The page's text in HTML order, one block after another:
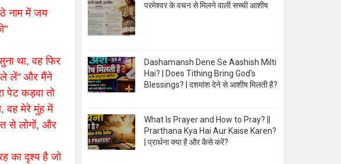
नाम में जय
था, वह फिर
ले लें" और मैंने
पेट कड़वा तो
वह मेरे मुंह में
से लोगों, और
का दृश्य है जो
परमेश्वर के वचन से मिलने वाली सच्ची आशीष
Dashamansh Dene Se Aashish Milti
Hai? | Does Tithing Bring God's
Blessings? | दशमांश देने से आशीष मिलती है?
What Is Prayer and How to Pray? ||
Prarthana Kya Hai Aur Kaise Karen?
| प्रार्थना क्या है और कैसे करें?